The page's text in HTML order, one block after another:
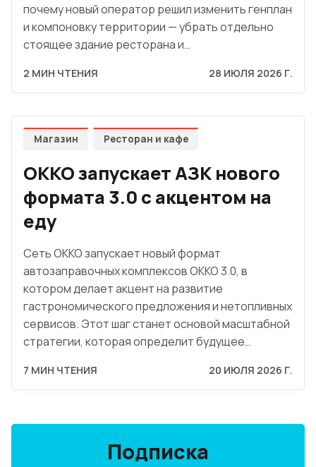
почему новый оператор решил изменить генплан
и компоновку территории — убрать отдельно
стоящее здание ресторана и…
2 МИН ЧТЕНИЯ 28 ИЮЛЯ 2026 Г.
Магазин Ресторан и кафе
OKKO запускает АЗК нового
формата 3.0 с акцентом на
еду
Сеть OKKO запускает новый формат
автозаправочных комплексов OKKO 3.0, в
котором делает акцент на развитие
гастрономического предложения и нетопливных
сервисов. Этот шаг станет основой масштабной
стратегии, которая определит будущее…
7 МИН ЧТЕНИЯ 20 ИЮЛЯ 2026 Г.
Подписка